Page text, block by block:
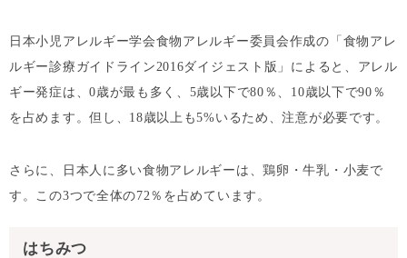
日本小児アレルギー学会食物アレルギー委員会作成の「食物アレ
ルギー診療ガイドライン2016ダイジェスト版」によると、アレル
ギー発症は、0歳が最も多く、5歳以下で80％、10歳以下で90％
を占めます。但し、18歳以上も5%いるため、注意が必要です。
さらに、日本人に多い食物アレルギーは、鶏卵・牛乳・小麦で
す。この3つで全体の72％を占めています。
はちみつ